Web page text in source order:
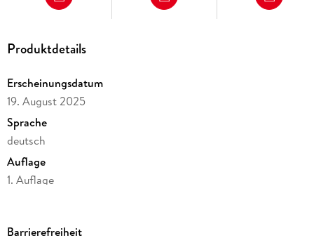
Produktdetails
Erscheinungsdatum
19. August 2025
Sprache
deutsch
Auflage
1. Auflage
Barrierefreiheit